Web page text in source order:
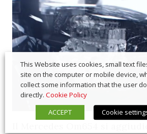
This Website uses cookies, small text
site on the computer or mobile device,
collect some information that the user
directly. Cookie Policy
ACCEPT
Cookie